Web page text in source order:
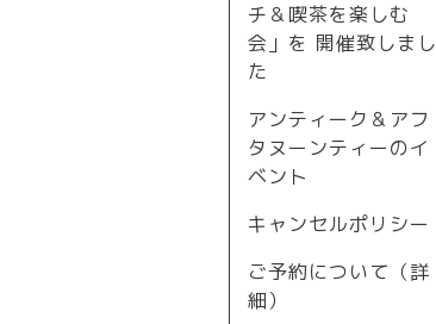
チ＆喫茶を楽しむ
会」を 開催致しまし
た
アンティーク＆アフ
タヌーンティーのイ
ベント
キャンセルポリシー
ご予約について（詳
細）